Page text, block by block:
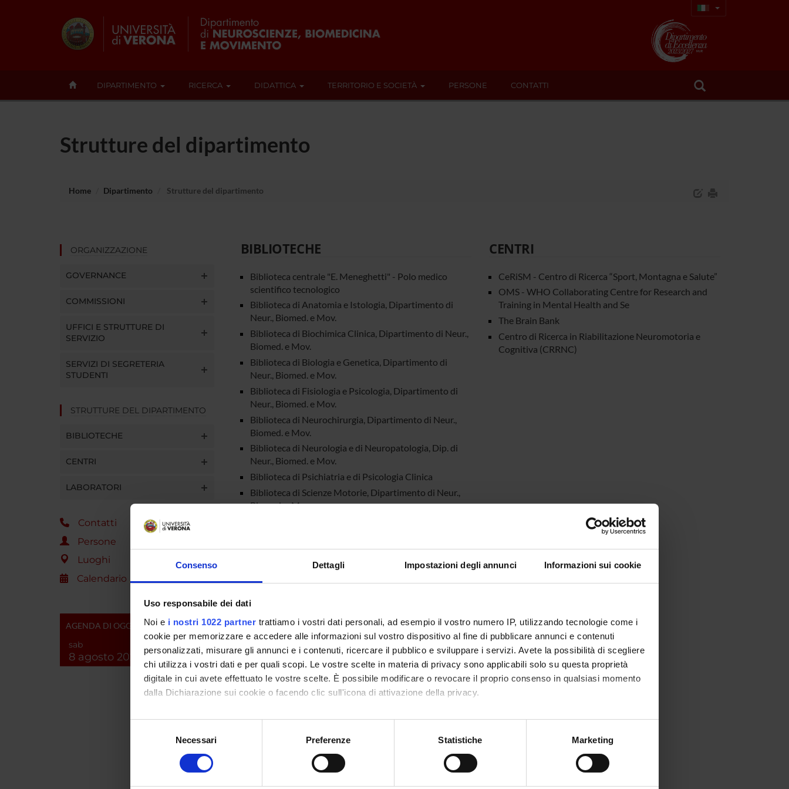
Consenso Dettagli Impostazioni degli annunci Informazioni sui cookie
Uso responsabile dei dati
Noi e i nostri 1022 partner trattiamo i vostri dati personali, ad esempio il vostro numero IP, utilizzando tecnologie come i
cookie per memorizzare e accedere alle informazioni sul vostro dispositivo al fine di pubblicare annunci e contenuti
personalizzati, misurare gli annunci e i contenuti, ricercare il pubblico e sviluppare i servizi. Avete la possibilità di scegliere
chi utilizza i vostri dati e per quali scopi. Le vostre scelte in materia di privacy sono applicabili solo su questa proprietà
digitale in cui avete effettuato le vostre scelte. È possibile modificare o revocare il proprio consenso in qualsiasi momento
dalla Dichiarazione sui cookie o facendo clic sull'icona di attivazione della privacy.
Con il tuo consenso, vorremmo anche:
raccogliere informazioni sulla tua posizione geografica, con un'approssimazione di qualche metro,
digitali).
Necessari Preferenze Statistiche Marketing
DIPARTIMENTO RICERCA DIDATTICA TERRITORIO E SOCIETÀ PERSONE CONTATTI
Strutture del dipartimento
Home Dipartimento Strutture del dipartimento
ORGANIZZAZIONE
GOVERNANCE
COMMISSIONI
UFFICI E STRUTTURE DI
SERVIZIO
SERVIZI DI SEGRETERIA
STUDENTI
STRUTTURE DEL DIPARTIMENTO
BIBLIOTECHE
CENTRI
LABORATORI
Contatti
Persone
Luoghi
Calendario
AGENDA DI OGGI
sab
8 agosto 2026
BIBLIOTECHE
Biblioteca centrale "E. Meneghetti" - Polo medico
scientifico tecnologico
Biblioteca di Anatomia e Istologia, Dipartimento di
Neur., Biomed. e Mov.
Biblioteca di Biochimica Clinica, Dipartimento di Neur.,
Biomed. e Mov.
Biblioteca di Biologia e Genetica, Dipartimento di
Neur., Biomed. e Mov.
Biblioteca di Fisiologia e Psicologia, Dipartimento di
Neur., Biomed. e Mov.
Biblioteca di Neurochirurgia, Dipartimento di Neur.,
Biomed. e Mov.
Biblioteca di Neurologia e di Neuropatologia, Dip. di
Neur., Biomed. e Mov.
Biblioteca di Psichiatria e di Psicologia Clinica
Biblioteca di Scienze Motorie, Dipartimento di Neur.,
Biomed. e Mov.
LABORATORI
Laboratorio di Antropometria
Laboratorio di Chimica Clinica, Ematologia e Biologia
molecolare clinica
Laboratorio di Comportamento
Laboratorio di Cromatografia
Laboratorio di Genetica umana, diagnostica molecolare
Laboratorio di Fisiologia Cardiovascolare
CENTRI
CeRiSM - Centro di Ricerca “Sport, Montagna e Salute”
OMS - WHO Collaborating Centre for Research and
Training in Mental Health and Se
The Brain Bank
Centro di Ricerca in Riabilitazione Neuromotoria e
Cognitiva (CRRNC)